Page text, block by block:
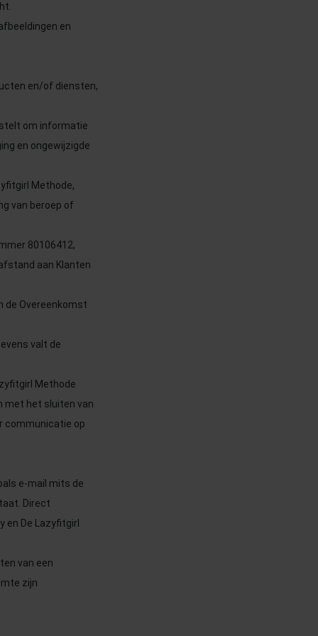
en
en/of diensten,
stelt om informatie
en ongewijzigde
Methode,
van beroep of
80106412,
aan Klanten
de Overeenkomst
valt de
Methode
met het sluiten van
communicatie op
e-mail mits de
Direct
en De Lazyfitgirl
van een
zijn